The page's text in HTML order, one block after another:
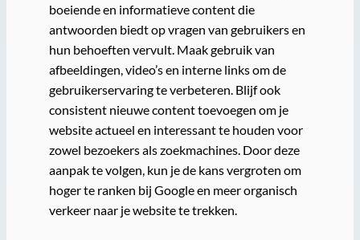
boeiende en informatieve content die
antwoorden biedt op vragen van gebruikers en
hun behoeften vervult. Maak gebruik van
afbeeldingen, video’s en interne links om de
gebruikerservaring te verbeteren. Blijf ook
consistent nieuwe content toevoegen om je
website actueel en interessant te houden voor
zowel bezoekers als zoekmachines. Door deze
aanpak te volgen, kun je de kans vergroten om
hoger te ranken bij Google en meer organisch
verkeer naar je website te trekken.